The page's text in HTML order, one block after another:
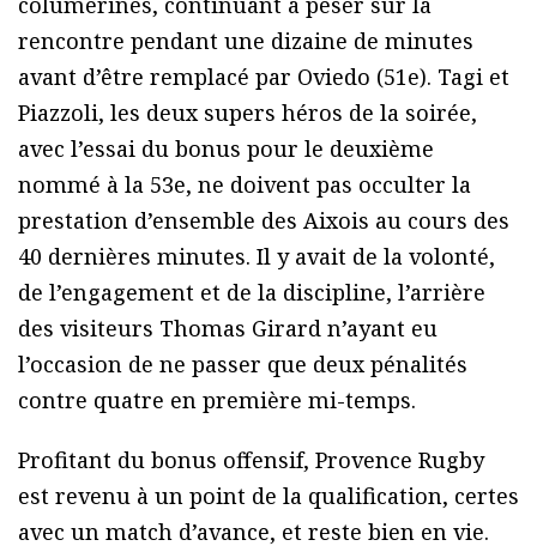
rencontre pendant une dizaine de minutes
avant d’être remplacé par Oviedo (51e). Tagi et
Piazzoli, les deux supers héros de la soirée,
avec l’essai du bonus pour le deuxième
nommé à la 53e, ne doivent pas occulter la
prestation d’ensemble des Aixois au cours des
40 dernières minutes. Il y avait de la volonté,
de l’engagement et de la discipline, l’arrière
des visiteurs Thomas Girard n’ayant eu
l’occasion de ne passer que deux pénalités
contre quatre en première mi-temps.
Profitant du bonus offensif, Provence Rugby
est revenu à un point de la qualification, certes
avec un match d’avance, et reste bien en vie.